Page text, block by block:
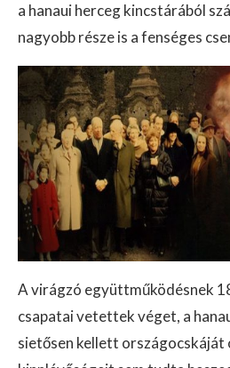
a hanaui herceg kincstárából
nagyobb része is a fenséges
A virágzó együttműködésnek
csapatai vetettek véget, a
sietősen kellett